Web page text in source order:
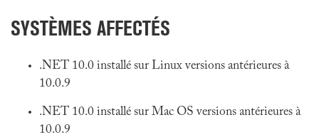
SYSTÈMES AFFECTÉS
.NET 10.0 installé sur Linux versions antérieures à
10.0.9
.NET 10.0 installé sur Mac OS versions antérieures à
10.0.9